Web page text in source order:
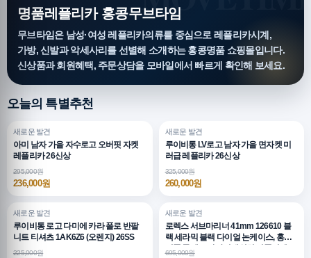
명품레플리카 홍콩무브타임
무브타임은 남성·여성 레플리카의류를 중심으로 레플리카시계,
가방, 신발과 악세사리를 선별해 소개하는 홍콩명품 쇼핑몰입니다.
신상품과 회원혜택, 주문상담을 모바일에서 빠르게 확인해 보세요.
오늘의 특별추천
새로운 발견
아미 남자 가을 자수로고 오버핏 자켓
레플리카 26신상
295,000원
236,000원
새로운 발견
루이비통 LV로고 남자 가을 면자켓 미
러급 레플리카 26신상
325,000원
260,000원
새로운 발견
루이비통 로고 다미에 카라 폴로 반팔
니트 티셔츠 1AK6Z6 (오렌지) 26SS
225,000원
새로운 발견
로렉스 서브마리너 41mm 126610 블
랙 세라믹 블랙 다이얼 논케이스, 홍콩
명품,롤렉스,남자시계워치,명품시계
695,000원